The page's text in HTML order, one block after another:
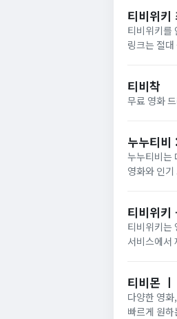
티비위키
티비위키를
링크는 절
티비착
무료 영화
누누티비
누누티비는
영화와 인
티비위
티비위키는
서비스에서
티비몬
다양한 영
빠르게 원